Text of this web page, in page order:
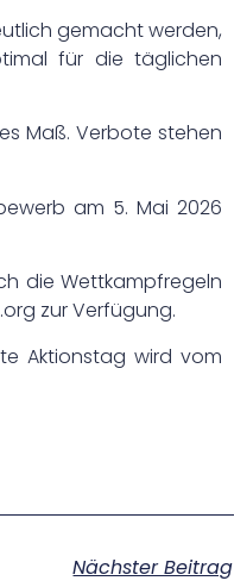
gemacht werden,
für die täglichen
Maß. Verbote stehen
am 5. Mai 2026
die Wettkampfregeln
zur Verfügung.
Aktionstag wird vom
Nächster Beitrag